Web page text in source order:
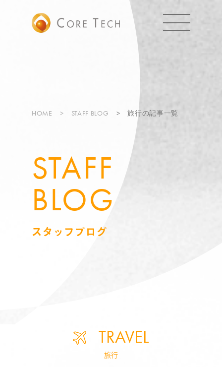
HOME STAFF BLOG 旅行の記事一覧
STAFF
BLOG
スタッフブログ
TRAVEL
旅行